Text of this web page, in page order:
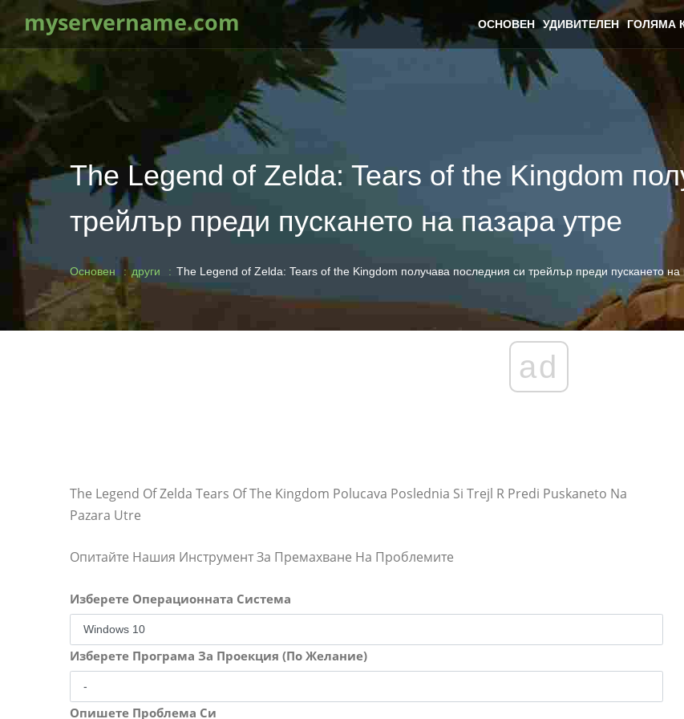
myservername.com ОСНОВЕН УДИВИТЕЛЕН ГОЛЯМА
The Legend of Zelda: Tears of the Kingdom
трейлър преди пускането на пазара утре
Основен други The Legend of Zelda: Tears of the Kingdom получава последния си трейлър преди пускането на
ad
The Legend Of Zelda Tears Of The Kingdom Polucava Poslednia Si Trejl R Predi Puskaneto Na
Pazara Utre
Опитайте Нашия Инструмент За Премахване На Проблемите
Изберете Операционната Система
Изберете Програма За Проекция (По Желание)
Опишете Проблема Си